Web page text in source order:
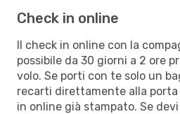
Check in online
Il check in online con la
possibile da 30 giorni a 2 ore
volo. Se porti con te solo un
recarti direttamente alla
in online già stampato. Se